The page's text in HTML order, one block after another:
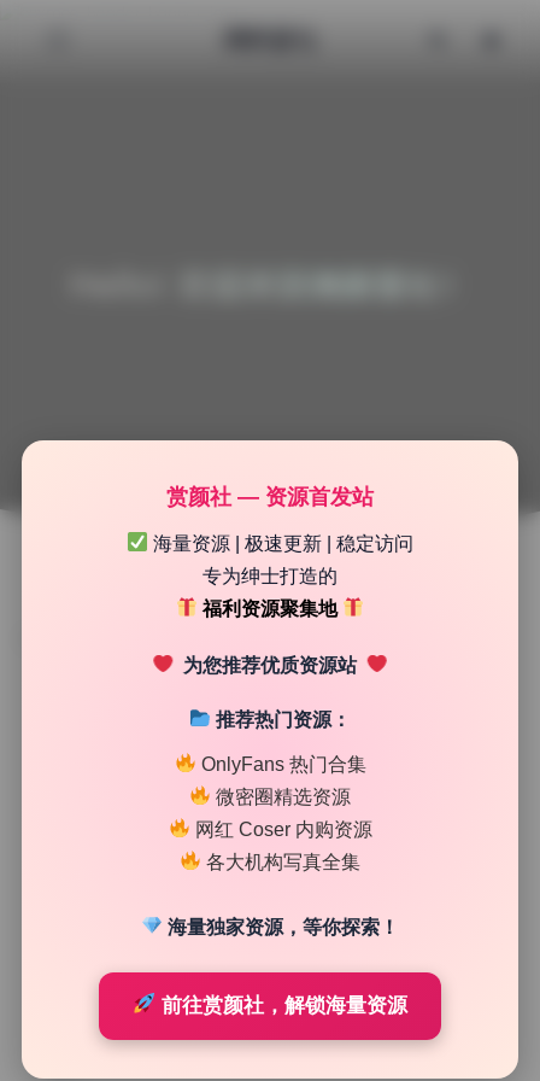
绮里嘉 33套cosplay合集高清大图无水印资源8.51G资
赏颜社 — 资源首发站
海量资源 | 极速更新 | 稳定访问
专为绅士打造的
福利资源聚集地
为您推荐优质资源站
推荐热门资源：
OnlyFans 热门合集
微密圈精选资源
网红 Coser 内购资源
各大机构写真全集
海量独家资源，等你探索！
前往赏颜社，解锁海量资源